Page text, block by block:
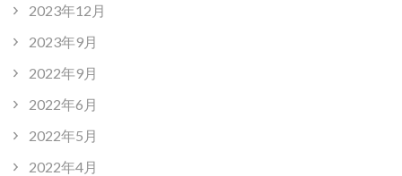
2023年12月
2023年9月
2022年9月
2022年6月
2022年5月
2022年4月